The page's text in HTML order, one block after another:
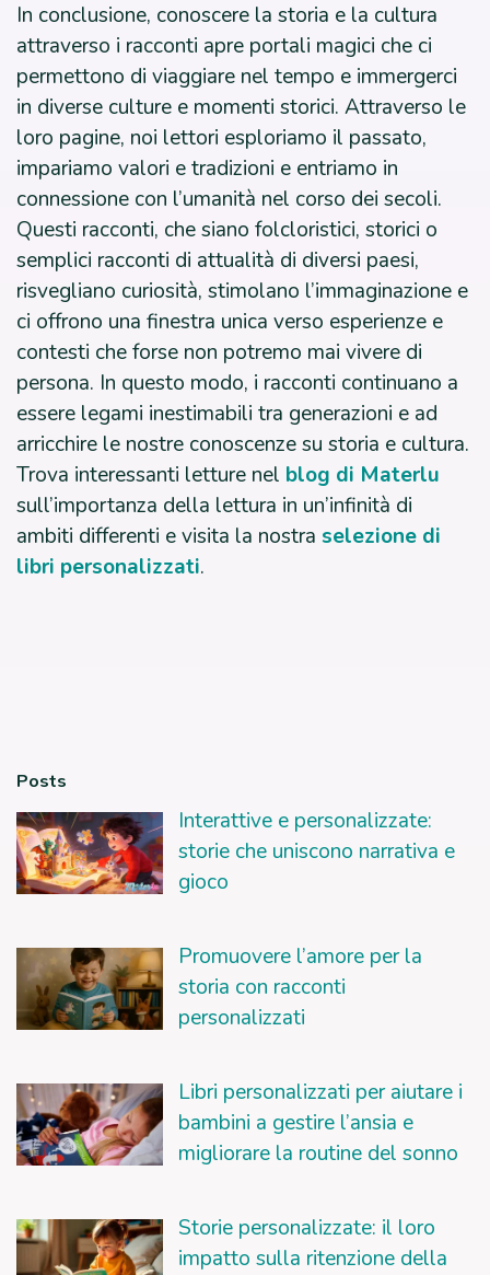
In conclusione, conoscere la storia e la cultura
attraverso i racconti apre portali magici che ci
permettono di viaggiare nel tempo e immergerci
in diverse culture e momenti storici. Attraverso le
loro pagine, noi lettori esploriamo il passato,
impariamo valori e tradizioni e entriamo in
connessione con l’umanità nel corso dei secoli.
Questi racconti, che siano folcloristici, storici o
semplici racconti di attualità di diversi paesi,
risvegliano curiosità, stimolano l’immaginazione e
ci offrono una finestra unica verso esperienze e
contesti che forse non potremo mai vivere di
persona. In questo modo, i racconti continuano a
essere legami inestimabili tra generazioni e ad
arricchire le nostre conoscenze su storia e cultura.
Trova interessanti letture nel blog di Materlu
sull’importanza della lettura in un’infinità di
ambiti differenti e visita la nostra selezione di
libri personalizzati.
Posts
Interattive e personalizzate:
storie che uniscono narrativa e
gioco
Promuovere l’amore per la
storia con racconti
personalizzati
Libri personalizzati per aiutare i
bambini a gestire l’ansia e
migliorare la routine del sonno
Storie personalizzate: il loro
impatto sulla ritenzione della